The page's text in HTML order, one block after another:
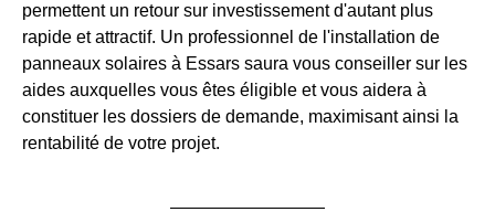
permettent un retour sur investissement d'autant plus
rapide et attractif. Un professionnel de l'installation de
panneaux solaires à Essars saura vous conseiller sur les
aides auxquelles vous êtes éligible et vous aidera à
constituer les dossiers de demande, maximisant ainsi la
rentabilité de votre projet.